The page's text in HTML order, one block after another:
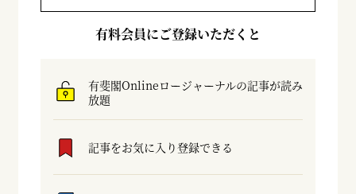
有料会員にご登録いただくと
有斐閣Onlineロージャーナルの記事が読み
放題
記事をお気に入り登録できる